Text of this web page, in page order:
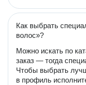
Как выбрать
волос»?
Можно искать по
заказ — тогда
Чтобы выбрать
в профиль